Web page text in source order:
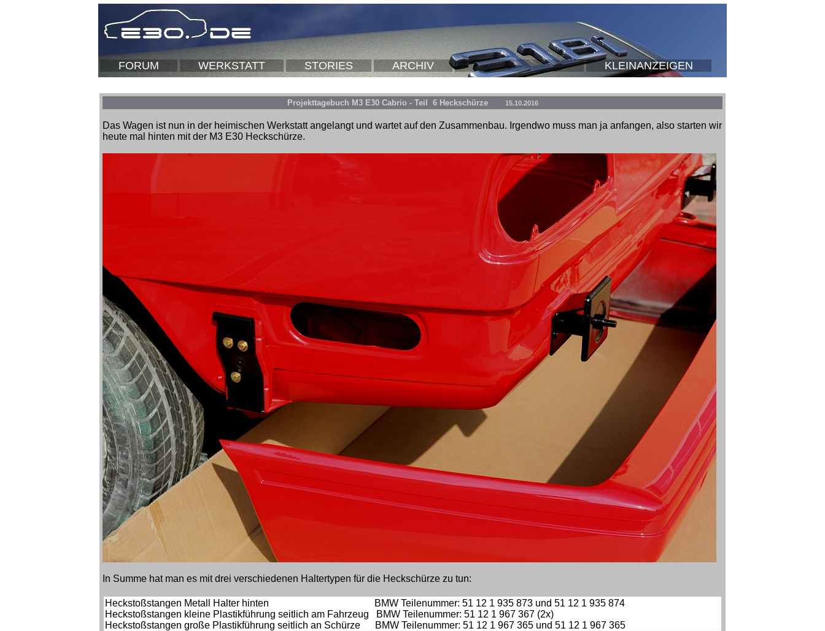
FORUM WERKSTATT STORIES ARCHIV KLEINANZEIGEN
Projekttagebuch M3 E30 Cabrio - Teil 6 Heckschürze 15.10.2016
Das Wagen ist nun in der heimischen Werkstatt angelangt und wartet auf den Zusammenbau. Irgendwo muss man ja anfangen, also starten wir
heute mal hinten mit der M3 E30 Heckschürze.
In Summe hat man es mit drei verschiedenen Haltertypen für die Heckschürze zu tun:
Heckstoßstangen Metall Halter hinten BMW Teilenummer: 51 12 1 935 873 und 51 12 1 935 874
Heckstoßstangen kleine Plastikführung seitlich am Fahrzeug BMW Teilenummer: 51 12 1 967 367 (2x)
Heckstoßstangen große Plastikführung seitlich an Schürze BMW Teilenummer: 51 12 1 967 365 und 51 12 1 967 365